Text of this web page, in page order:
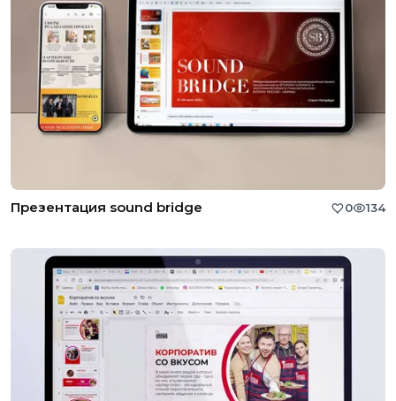
Презентация sound bridge 0 134